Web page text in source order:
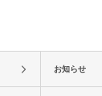
お知らせ